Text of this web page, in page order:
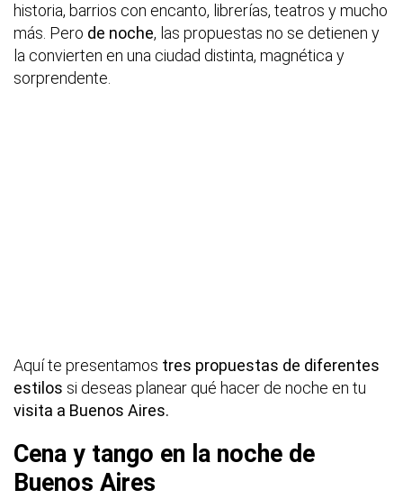
historia, barrios con encanto, librerías, teatros y mucho
más. Pero de noche, las propuestas no se detienen y
la convierten en una ciudad distinta, magnética y
sorprendente.
Aquí te presentamos tres propuestas de diferentes
estilos si deseas planear qué hacer de noche en tu
visita a Buenos Aires.
Cena y tango en la noche de
Buenos Aires